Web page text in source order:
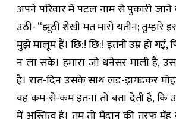
अपने परिवार में पटल नाम से पुकारी जाने
उठी- “झूठी शेखी मत मारो यतीन; तुम्हारे
मुझे मालूम हैं। छि:! छि:! इतनी उम्र हो
न ला सके। हमारा जो धनेसर माली है,
है। रात-दिन उसके साथ लड़-झगड़कर
वह कम-से-कम इतना तो बता देती है, कि